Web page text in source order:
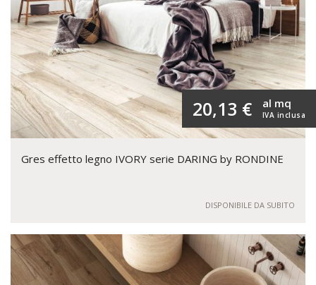
20,13 € IVA inclusa
al mq
Gres effetto legno IVORY serie DARING by RONDINE
DISPONIBILE DA SUBITO